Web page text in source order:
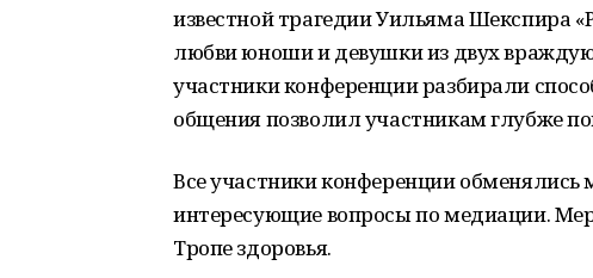
известной трагедии Уильяма Шекспира
любви юноши и девушки из двух
участники конференции разбирали
общения позволил участникам глубже
Все участники конференции
интересующие вопросы по медиации.
Тропе здоровья.